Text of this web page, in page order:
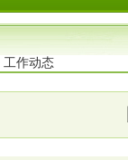
工作动态